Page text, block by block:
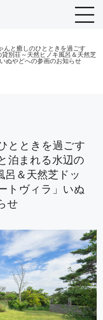
んと癒しのひとときを過ごす
別荘～天然ヒノキ風呂＆天然芝
ぬやどへの参画のお知らせ
とときを過ごす
泊まれる水辺の
＆天然芝ドッ
トヴィラ」いぬ
せ